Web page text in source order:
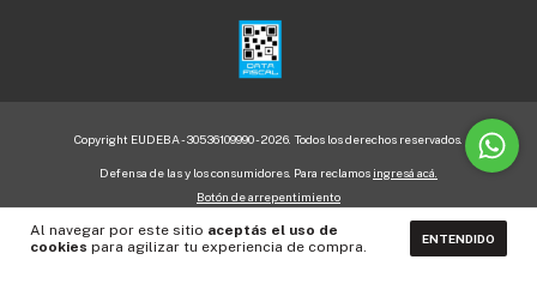
Al navegar por este sitio aceptás el uso de
cookies para agilizar tu experiencia de compra. ENTENDIDO
Copyright EUDEBA - 30536109990 - 2026. Todos los derechos reservados.
Defensa de las y los consumidores. Para reclamos ingresá acá.
Botón de arrepentimiento